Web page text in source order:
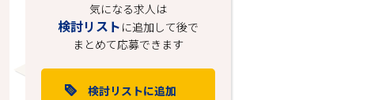
気になる求人は
検討リスト に追加して後で
まとめて応募できます
検討リストに追加